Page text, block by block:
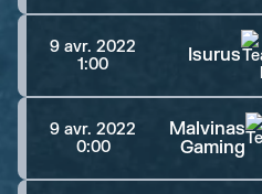
9 avr. 2022
1:00
Isurus
9 avr. 2022
0:00
Malvinas
Gaming